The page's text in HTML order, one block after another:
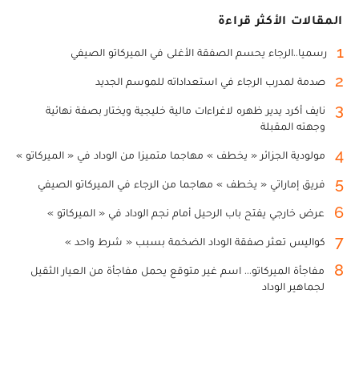
المقالات الأكثر قراءة
1 رسميا..الرجاء يحسم الصفقة الأغلى في الميركاتو الصيفي
2 صدمة لمدرب الرجاء في استعداداته للموسم الجديد
3
نايف أكرد يدير ظهره لاغراءات مالية خليجية ويختار بصفة نهائية
وجهته المقبلة
4 مولودية الجزائر « يخطف » مهاجما متميزا من الوداد في « الميركاتو »
5 فريق إماراتي « يخطف » مهاجما من الرجاء في الميركاتو الصيفي
6 عرض خارجي يفتح باب الرحيل أمام نجم الوداد في « الميركاتو »
7 كواليس تعثر صفقة الوداد الضخمة بسبب « شرط واحد »
8
مفاجأة الميركاتو... اسم غير متوقع يحمل مفاجأة من العيار الثقيل
لجماهير الوداد